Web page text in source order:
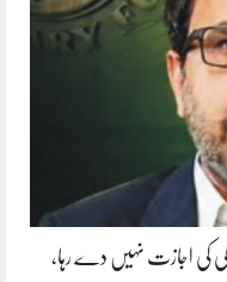
کی اجازت نہیں دے رہا،